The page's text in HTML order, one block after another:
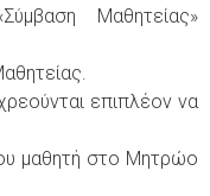
Μαθητείας»
επιπλέον να
μαθητή στο Μητρώο